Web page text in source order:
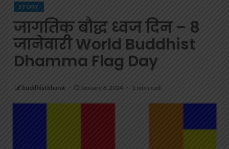
STORY
जागतिक बौद्ध ध्वज दिन – 8
जानेवारी World Buddhist
Dhamma Flag Day
buddhistbharat January 8, 2024 1 min read